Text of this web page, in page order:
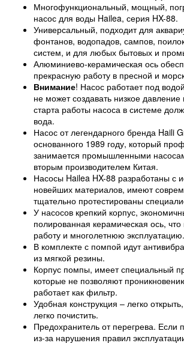
Многофункциональный, мощный,
насос для воды Hailea, серия HX-88.
Универсальный, подходит для
фонтанов, водопадов, сампов,
систем, и для любых бытовых и
Алюминиево-керамическая ось
прекрасную работу в пресной и
Внимание! Насос работает под
не может создавать низкое давление
старта работы насоса в системе
вода.
Насос от легендарного бренда Haili
основанного 1989 году, который
занимается промышленными
вторым производителем Китая.
Насосы Hailea HX-88 разработаны с
новейших материалов, имеют
тщательно протестированы
У насосов крепкий корпус,
полированная керамическая ось, что
работу и многолетнюю эксплуатацию.
В комплекте с помпой идут
из мягкой резины.
Корпус помпы, имеет специальный
которые не позволяют
работает как фильтр.
Удобная конструкция – легко
легко почистить.
Предохранитель от перегрева. Если
из-за нарушения правил